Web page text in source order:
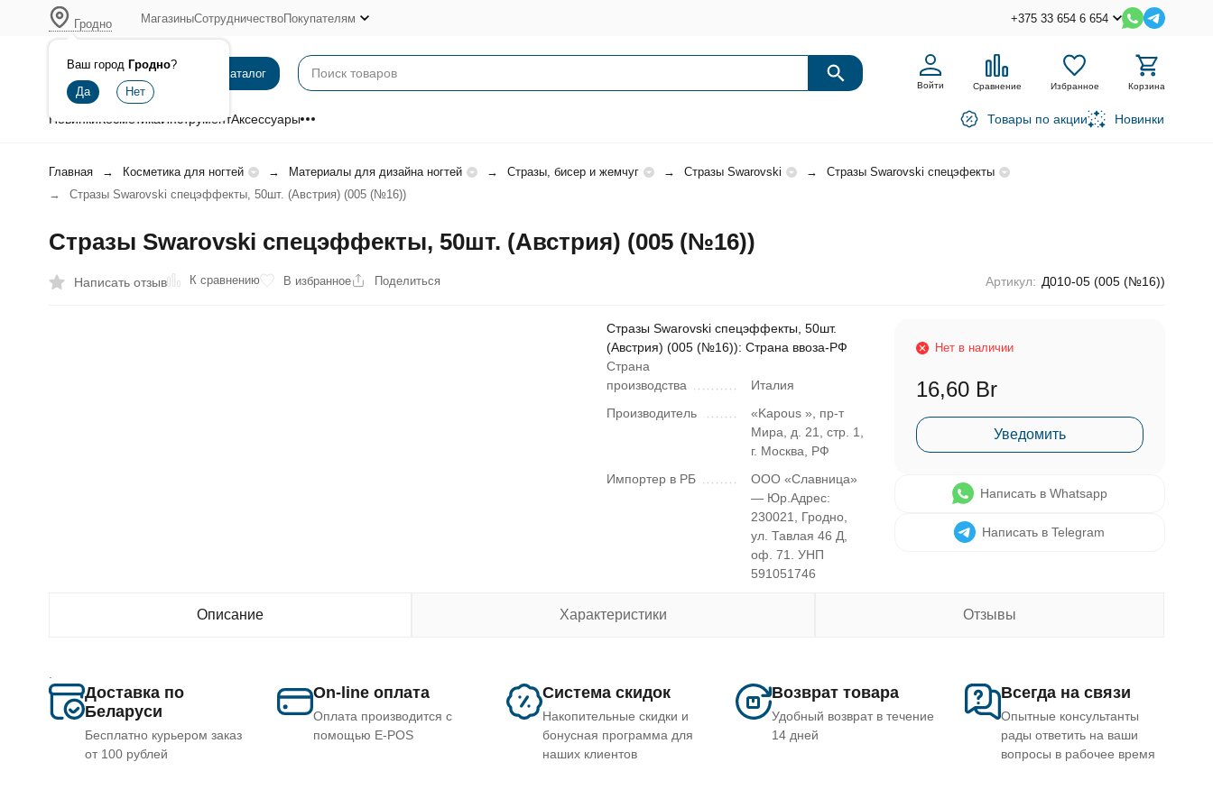
Гродно
Ваш город Гродно?
МагазиныСотрудничествоПокупателям +375 33 654 6 654
Каталог
Войти Сравнение Избранное Корзина
НовинкиКосметикаИнструментАксессуары Товары по акции Новинки
Главная Косметика для ногтей Материалы для дизайна ногтей Стразы, бисер и жемчуг Стразы Swarovski
Стразы Swarovski спецэфекты
Стразы Swarovski спецэффекты, 50шт. (Австрия) (005 (№16))
Стразы Swarovski спецэффекты, 50шт. (Австрия) (005 (№16))
Написать отзыв К сравнению В избранное Поделиться Артикул: Д010-05 (005 (№16))
Стразы Swarovski спецэффекты, 50шт.
(Австрия) (005 (№16)): Страна ввоза-РФ
Страна
производства
Италия
Производитель
«Kapous », пр-т
Мира, д. 21, стр. 1,
г. Москва, РФ
Импортер в РБ
ООО «Славница»
— Юр.Адрес:
230021, Гродно,
ул. Тавлая 46 Д,
оф. 71. УНП
591051746
Нет в наличии
16,60 Br
Уведомить
Написать в Whatsapp
Написать в Telegram
Описание Характеристики Отзывы
Доставка по
Беларуси
Бесплатно курьером заказ
от 100 рублей
On-line оплата
Оплата производится с
помощью E-POS
Система скидок
Накопительные скидки и
бонусная программа для
наших клиентов
Возврат товара
Удобный возврат в течение
14 дней
Всегда на связи
Опытные консультанты
рады ответить на ваши
вопросы в рабочее время